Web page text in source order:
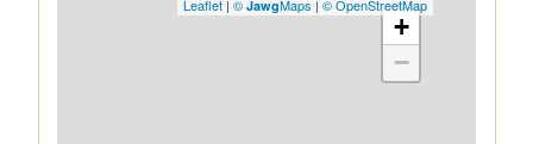
+
−
Leaflet | © JawgMaps | © OpenStreetMap